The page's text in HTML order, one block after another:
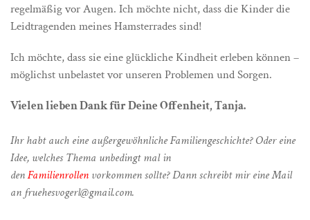
regelmäßig vor Augen. Ich möchte nicht, dass die Kinder die
Leidtragenden meines Hamsterrades sind!
Ich möchte, dass sie eine glückliche Kindheit erleben können –
möglichst unbelastet vor unseren Problemen und Sorgen.
Vielen lieben Dank für Deine Offenheit, Tanja.
Ihr habt auch eine außergewöhnliche Familiengeschichte? Oder eine
Idee, welches Thema unbedingt mal in
denFamilienrollen vorkommen sollte? Dann schreibt mir eine Mail
an fruehesvogerl@gmail.com.